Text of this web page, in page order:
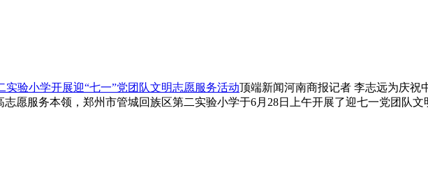
实验小学开展迎“七一”党团队文明志愿服务活动顶端新闻河南商报记者 李志远为庆祝
愿服务本领，郑州市管城回族区第二实验小学于6月28日上午开展了迎七一党团队